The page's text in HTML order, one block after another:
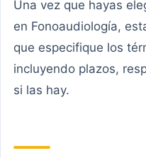
Una vez que hayas
en Fonoaudiología,
que especifique los
incluyendo plazos,
si las hay.